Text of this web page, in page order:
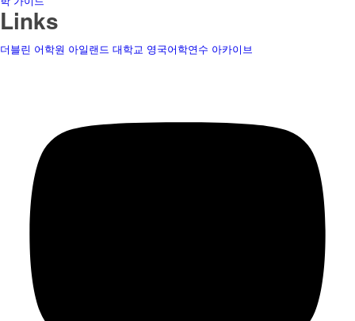
Links
더블린 어학원 아일랜드 대학교 영국어학연수 아카이브